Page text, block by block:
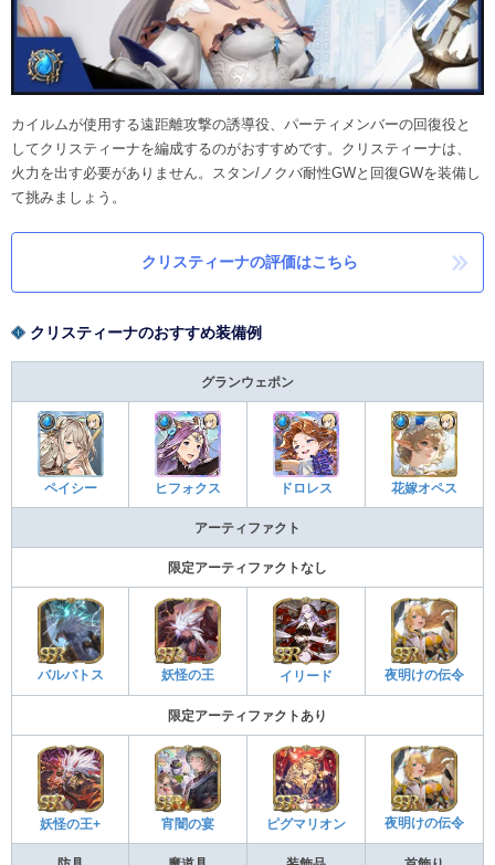
カイルムが使用する遠距離攻撃の誘導役、パーティメンバーの回復役と
してクリスティーナを編成するのがおすすめです。クリスティーナは、
火力を出す必要がありません。スタン/ノクバ耐性GWと回復GWを装備し
て挑みましょう。
クリスティーナの評価はこちら
クリスティーナのおすすめ装備例
グランウェポン
ペイシー ヒフォクス ドロレス 花嫁オペス
アーティファクト
限定アーティファクトなし
バルバトス 妖怪の王 イリード 夜明けの伝令
限定アーティファクトあり
妖怪の王+ 宵闇の宴 ピグマリオン 夜明けの伝令